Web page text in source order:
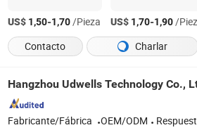
US$ 1,50-1,70/Pieza US$ 1,70-1,90/
Contacto
Charlar
Hangzhou Udwells Technology Co.,
Fabricante/Fábrica OEM/ODM